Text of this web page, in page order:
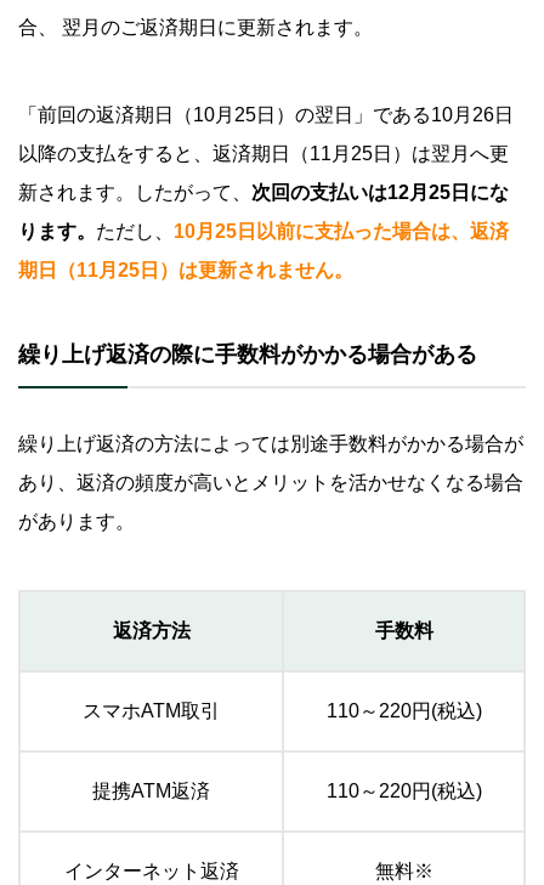
合、 翌月のご返済期日に更新されます。
「前回の返済期日（10月25日）の翌日」である10月26日
以降の支払をすると、返済期日（11月25日）は翌月へ更
新されます。したがって、 次回の支払いは12月25日にな
ります。 ただし、 10月25日以前に支払った場合は、返済
期日（11月25日）は更新されません。
繰り上げ返済の際に手数料がかかる場合がある
繰り上げ返済の方法によっては別途手数料がかかる場合が
あり、返済の頻度が高いとメリットを活かせなくなる場合
があります。
返済方法 手数料
スマホATM取引 110～220円(税込)
提携ATM返済 110～220円(税込)
インターネット返済 無料※